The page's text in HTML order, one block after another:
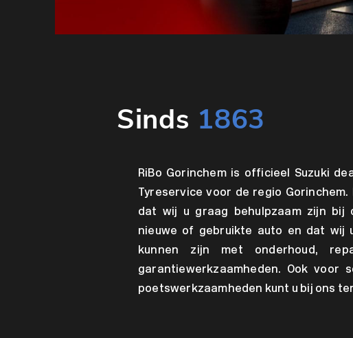
Sinds 1863
RiBo Gorinchem is officieel Suzuki
Tyreservice voor de regio
dat wij u graag behulpzaam zijn bij
nieuwe of gebruikte auto en dat wij
kunnen zijn met onderhoud,
garantiewerkzaamheden. Ook voor
poetswerkzaamheden kunt u bij ons